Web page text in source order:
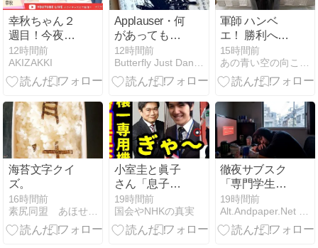
幸秋ちゃん２
週目！今夜は
何のコス？！
肉じゃがなら
ぬ･･･ツナじゃ
12時間前
AKIZAKKI
Applauser・何
があっても喝
采し続けろ
/Applauser.
Applause must
Sergeant
Code Street / I
want to be
what you saw
in me.
12時間前
軍師 ハンベ
エ！ 勝利への
道・７ 010
15時間前
海苔文字クイ
ズ。
16時間前
小室圭と眞子
さん「息子と
専用機帰国プ
ラン」に伊藤
穣一氏も関与
19時間前
国会やNHKの真実
徹夜サブスク
「専門学生ご
っこ」、追加
DLC「就活全
滅」が大ヒッ
19時間前